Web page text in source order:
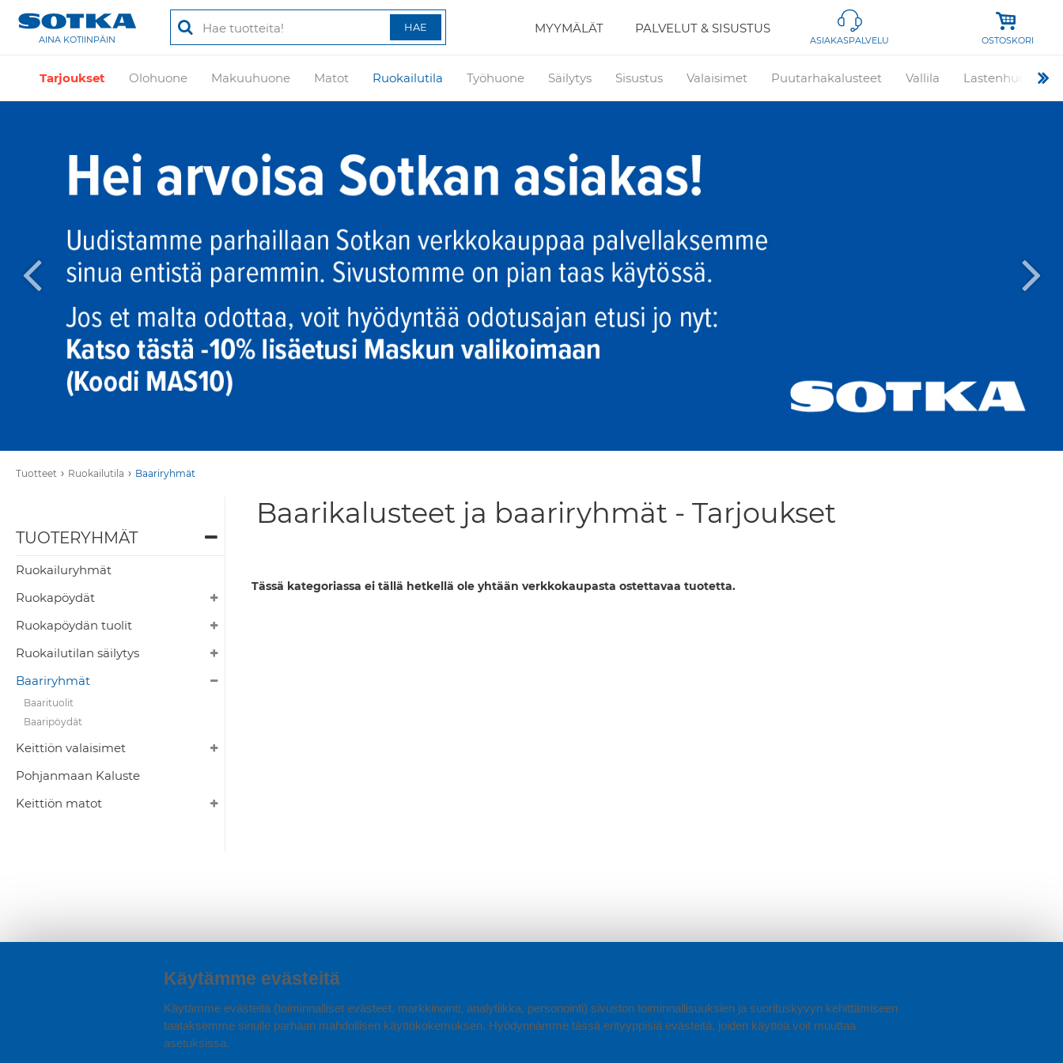
Käytämme evästeitä
Käytämme evästeitä (toiminnalliset evästeet, markkinointi, analytiikka, personointi) sivuston toiminnallisuuksien ja suorituskyvyn kehittämiseen
taataksemme sinulle parhaan mahdollisen käyttökokemuksen. Hyödynnämme tässä erityyppisiä evästeitä, joiden käyttöä voit muuttaa
asetuksissa.
AINA KOTIINPÄIN ASIAKASPALVELU OSTOSKORI
Tarjoukset Olohuone Makuuhuone Matot Ruokailutila Työhuone Säilytys Sisustus Valaisimet Puutarhakalusteet Vallila Lastenhuone
MYYMÄLÄT PALVELUT & SISUSTUS
Tuotteet › Ruokailutila › Baariryhmät
TUOTERYHMÄT
Ruokailuryhmät
Ruokapöydät
Ruokapöydän tuolit
Ruokailutilan säilytys
Baariryhmät
Baarituolit
Baaripöydät
Keittiön valaisimet
Pohjanmaan Kaluste
Keittiön matot
Baarikalusteet ja baariryhmät - Tarjoukset
Tässä kategoriassa ei tällä hetkellä ole yhtään verkkokaupasta ostettavaa tuotetta.